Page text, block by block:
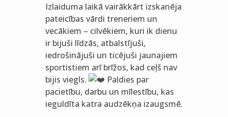
Izlaiduma laikā vairākkārt izskanēja
pateicības vārdi treneriem un
vecākiem – cilvēkiem, kuri ik dienu
ir bijuši līdzās, atbalstījuši,
iedrošinājuši un ticējuši jaunajiem
sportistiem arī brīžos, kad ceļš nav
bijis viegls.
Paldies par
pacietību, darbu un mīlestību, kas
ieguldīta katra audzēkņa izaugsmē.